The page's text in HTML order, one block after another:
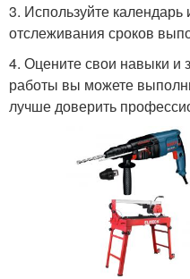
3. Используйте
отслеживания сроков
4. Оцените свои навыки и
работы вы можете
лучше доверить